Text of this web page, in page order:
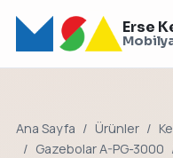
Erse
Ana Sayfa Ürünler
Gazebolar A-PG-3000